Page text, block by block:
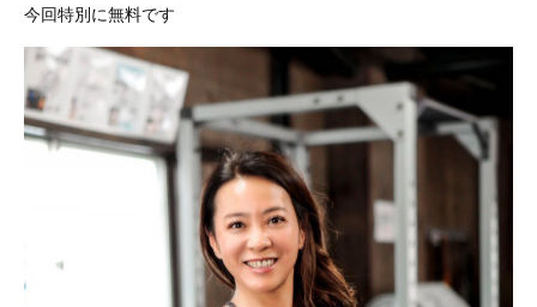
今回特別に無料です